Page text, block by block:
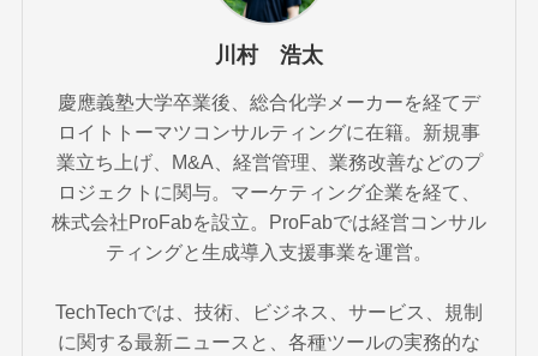
川村 浩太
慶應義塾大学卒業後、総合化学メーカーを経てデ
ロイトトーマツコンサルティングに在籍。新規事
業立ち上げ、M&A、経営管理、業務改善などのプ
ロジェクトに関与。マーケティング企業を経て、
株式会社ProFabを設立。ProFabでは経営コンサル
ティングと生成導入支援事業を運営。
TechTechでは、技術、ビジネス、サービス、規制
に関する最新ニュースと、各種ツールの実務的な